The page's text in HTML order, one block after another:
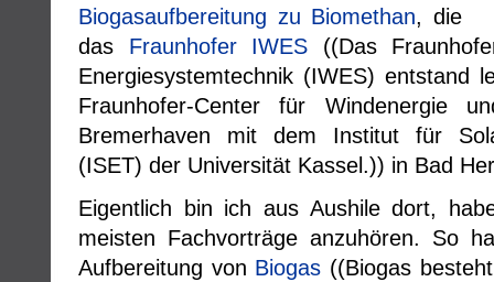
Biogasaufbereitung zu Biomethan, die
das Fraunhofer IWES ((Das
Energiesystemtechnik (IWES) entstand
Fraunhofer-Center für Windenergie
Bremerhaven mit dem Institut für
(ISET) der Universität Kassel.)) in Bad
Eigentlich bin ich aus Aushile dort,
meisten Fachvorträge anzuhören. So
Aufbereitung von Biogas ((Biogas